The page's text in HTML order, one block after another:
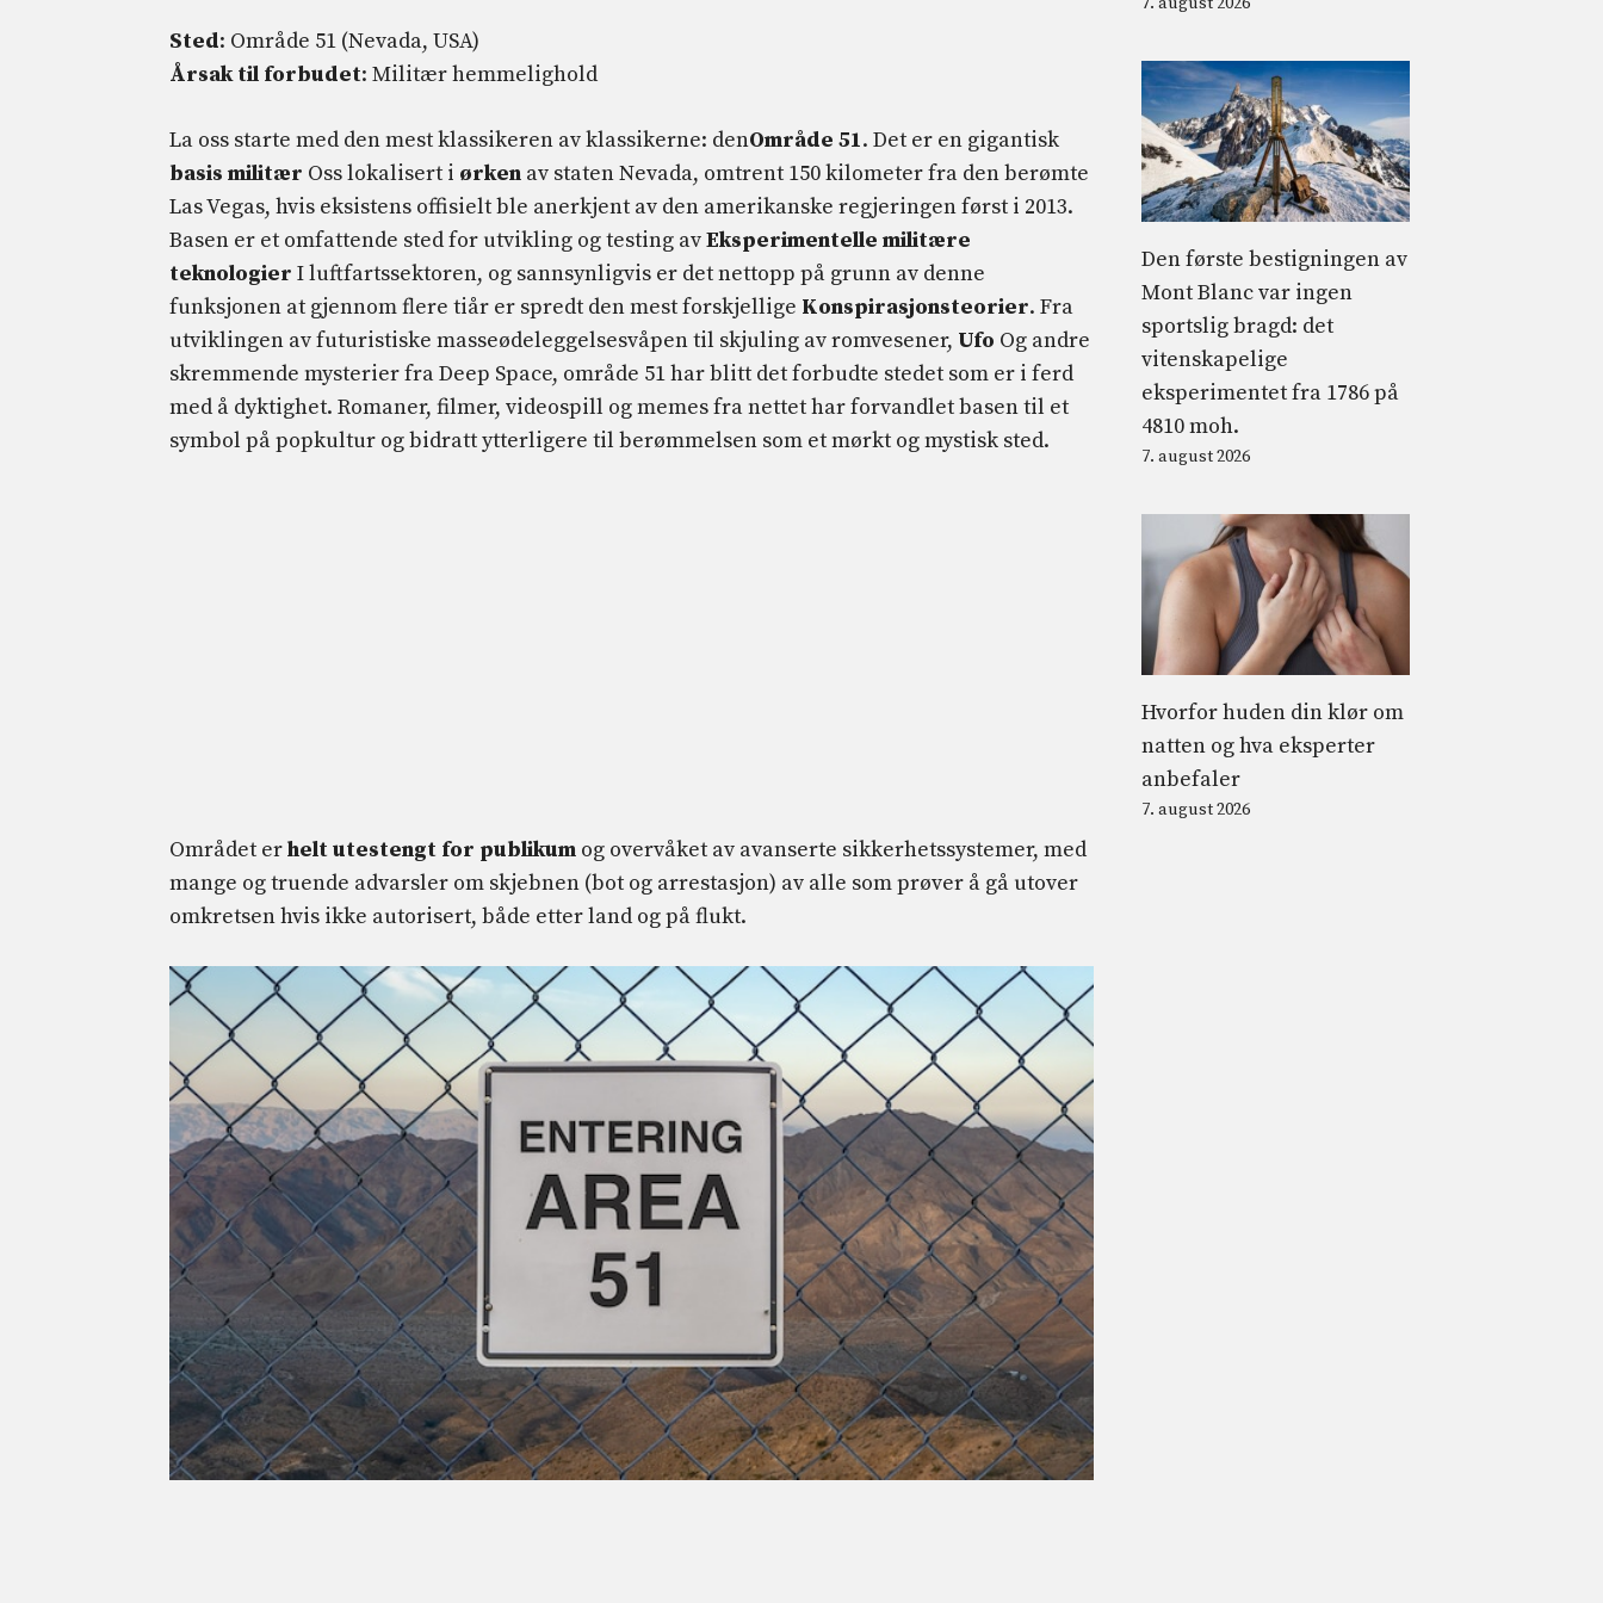
Sted: Område 51 (Nevada, USA)
Årsak til forbudet: Militær hemmelighold
La oss starte med den mest klassikeren av klassikerne: denOmråde 51. Det er en gigantisk
basis militær Oss lokalisert i ørken av staten Nevada, omtrent 150 kilometer fra den berømte
Las Vegas, hvis eksistens offisielt ble anerkjent av den amerikanske regjeringen først i 2013.
Basen er et omfattende sted for utvikling og testing avEksperimentelle militære
teknologier I luftfartssektoren, og sannsynligvis er det nettopp på grunn av denne
funksjonen at gjennom flere tiår er spredt den mest forskjellige Konspirasjonsteorier. Fra
utviklingen av futuristiske masseødeleggelsesvåpen til skjuling av romvesener, Ufo Og andre
skremmende mysterier fra Deep Space, område 51 har blitt det forbudte stedet som er i ferd
med å dyktighet. Romaner, filmer, videospill og memes fra nettet har forvandlet basen til et
symbol på popkultur og bidratt ytterligere til berømmelsen som et mørkt og mystisk sted.
Området erhelt utestengt for publikum og overvåket av avanserte sikkerhetssystemer, med
mange og truende advarsler om skjebnen (bot og arrestasjon) av alle som prøver å gå utover
omkretsen hvis ikke autorisert, både etter land og på flukt.
Den første bestigningen av
Mont Blanc var ingen
sportslig bragd: det
vitenskapelige
eksperimentet fra 1786 på
4810 moh.
7. august 2026
Hvorfor huden din klør om
natten og hva eksperter
anbefaler
7. august 2026